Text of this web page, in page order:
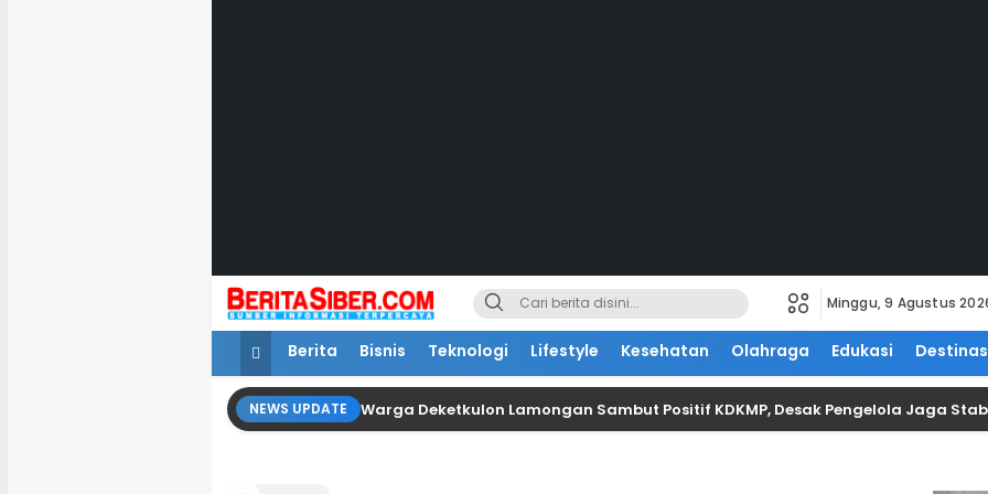
BeritaSiber.com
Sumber Informasi Terpercaya
Minggu, 9 Agustus
Berita Bisnis Teknologi Lifestyle Kesehatan Olahraga Edukasi
NEWS UPDATE Warga Deketkulon Lamongan Sambut Positif KDKMP, Desak Pengelola Jaga